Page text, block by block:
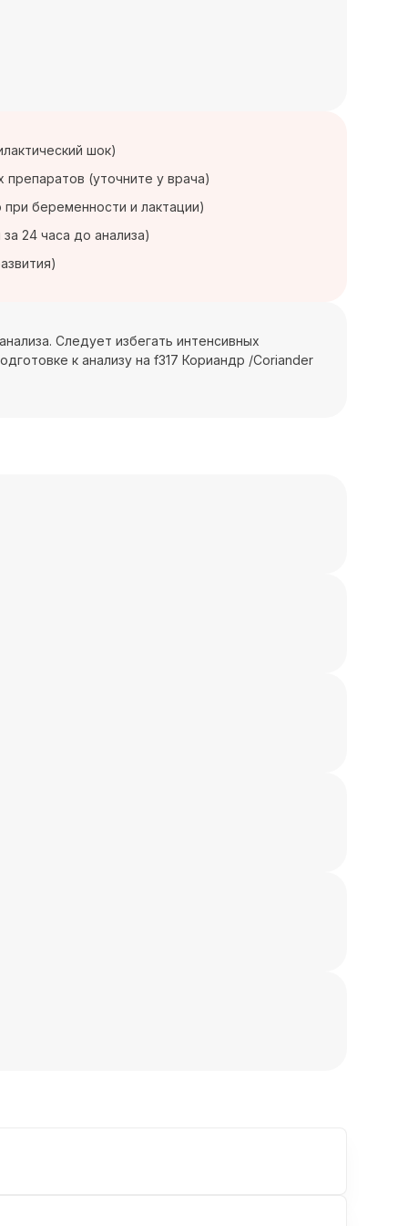
шок)
(уточните у врача)
беременности и лактации)
24 часа до анализа)
Следует избегать интенсивных
к анализу на f317 Кориандр /Coriander